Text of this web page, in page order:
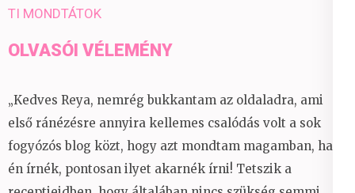
TI MONDTÁTOK
OLVASÓI VÉLEMÉNY
„Kedves Reya, nemrég bukkantam az oldaladra, ami
első ránézésre annyira kellemes csalódás volt a sok
fogyózós blog közt, hogy azt mondtam magamban, ha
én írnék, pontosan ilyet akarnék írni! Tetszik a